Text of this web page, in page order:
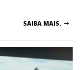
SAIBA MAIS.